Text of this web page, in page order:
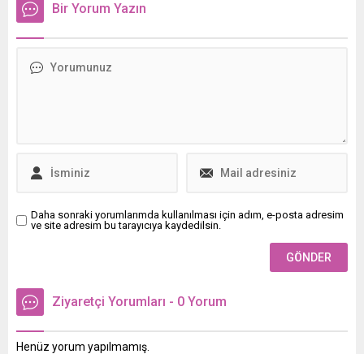
Bir Yorum Yazın
Daha sonraki yorumlarımda kullanılması için adım, e-posta adresim
ve site adresim bu tarayıcıya kaydedilsin.
Ziyaretçi Yorumları - 0 Yorum
Henüz yorum yapılmamış.